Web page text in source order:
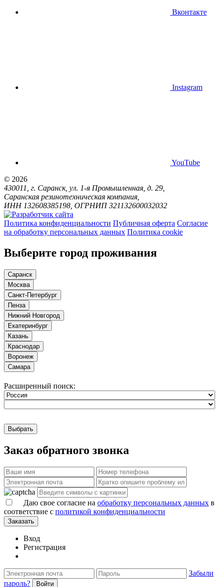
Вконтакте
Instagram
YouTube
© 2026
430011, г. Саранск, ул. 1-я Промышленная, д. 29,
Саранская резинотехническая компания,
ИНН 132608385198, ОГРНИП 321132600032032
Политика конфиденциальности Публичная оферта Согласие
на обработку персональных данных Политика cookie
Выберите город проживания
Саранск
Москва
Санкт-Петербург
Пенза
Нижний Новгород
Екатеринбург
Казань
Краснодар
Воронеж
Самара
Расширенный поиск:
Выбрать
Заказ обратного звонка
Даю свое согласие на обработку персональных данных в
соответствие с политикой конфиденциальности
Заказать
Вход
Регистрация
Забыли
пароль?
Войти